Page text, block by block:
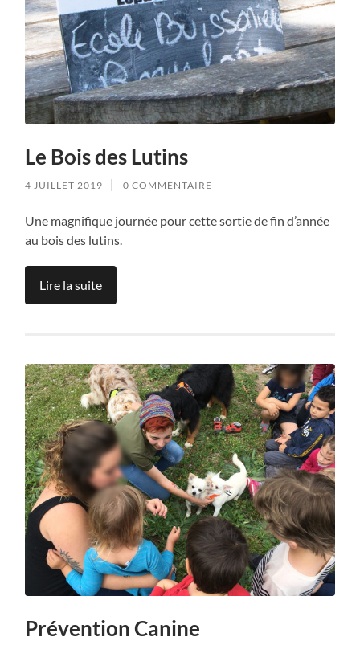
Le Bois des Lutins
4 JUILLET 2019 0 COMMENTAIRE
Une magnifique journée pour cette sortie de fin d’année
au bois des lutins.
Lire la suite
Prévention Canine